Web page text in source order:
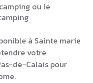
ou le
à Sainte marie
votre
de-Calais pour